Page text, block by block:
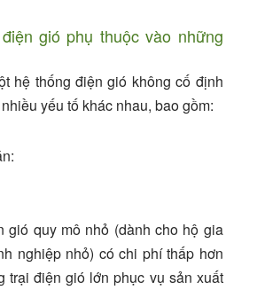
gió phụ thuộc vào những
hệ thống điện gió không cố định
yếu tố khác nhau, bao gồm:
:
gió quy mô nhỏ (dành cho hộ gia
nghiệp nhỏ) có chi phí thấp hơn
trại điện gió lớn phục vụ sản xuất